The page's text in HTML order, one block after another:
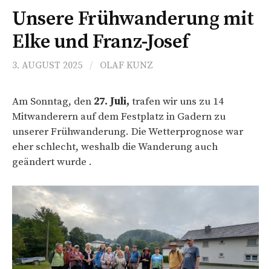
Unsere Frühwanderung mit
Elke und Franz-Josef
3. AUGUST 2025 / OLAF KUNZ
Am Sonntag, den 27. Juli, trafen wir uns zu 14
Mitwanderern auf dem Festplatz in Gadern zu
unserer Frühwanderung. Die Wetterprognose war
eher schlecht, weshalb die Wanderung auch
geändert wurde .